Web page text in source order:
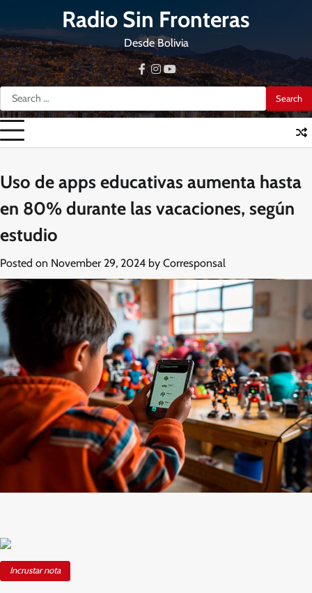
content
Radio Sin Fronteras
Desde Bolivia
Search
for:
facebook
instagram
youtube
Uso de apps educativas aumenta hasta
en 80% durante las vacaciones, según
estudio
Posted on November 29, 2024 by Corresponsal
Incrustar nota